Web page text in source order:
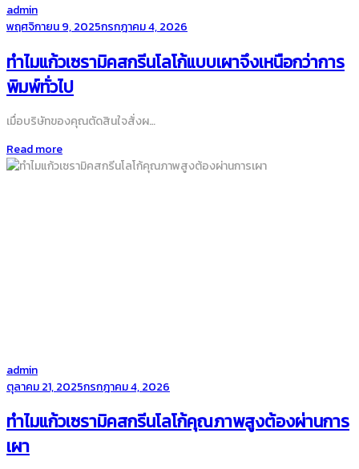
by
admin
Posted
พฤศจิกายน 9, 2025กรกฎาคม 4, 2026
ทำไมแก้วเซรามิคสกรีนโลโก้แบบเผาจึงเหนือกว่าการ
พิมพ์ทั่วไป
เมื่อบริษัทของคุณตัดสินใจสั่งผ…
Read more
by
admin
Posted
ตุลาคม 21, 2025กรกฎาคม 4, 2026
ทำไมแก้วเซรามิคสกรีนโลโก้คุณภาพสูงต้องผ่านการ
เผา